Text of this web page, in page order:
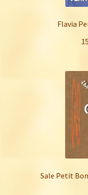
Flavia
Sale Petit